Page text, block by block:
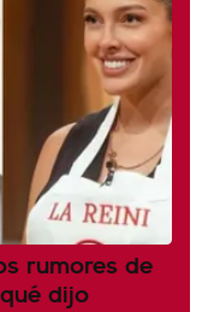
rumores de
dijo